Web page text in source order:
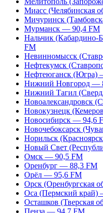
Миасс (Челябинская
Мичуринск
Мурманск — 90,4 FM
Нальчик (Кабардино-
FM
Невинномысск
Нефтекумск
Нефтеюганск (Югра)
Нижний Новгород —
Нижний Тагил
Новоалександровск
Новокузнецк
Новосибирск — 94,6
Новочебоксарск
Норильск
Новый Свет
Омск — 90,5 FM
Оренбург — 88,3 FM
Орёл — 95,6 FM
Орск (Оренбургская
Оса (Пермский край)
Осташков (Тверская
Пенза — 94,7 FM